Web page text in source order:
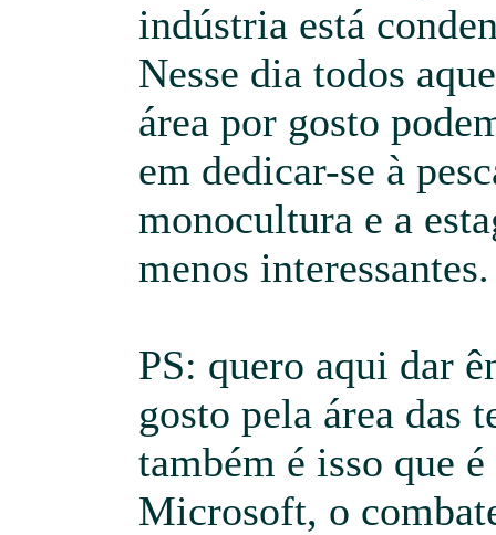
indústria está
Nesse dia todos
área por gosto
em dedicar-se à
monocultura e a
menos interessantes.
PS: quero aqui dar
gosto pela área das
também é isso que
Microsoft, o